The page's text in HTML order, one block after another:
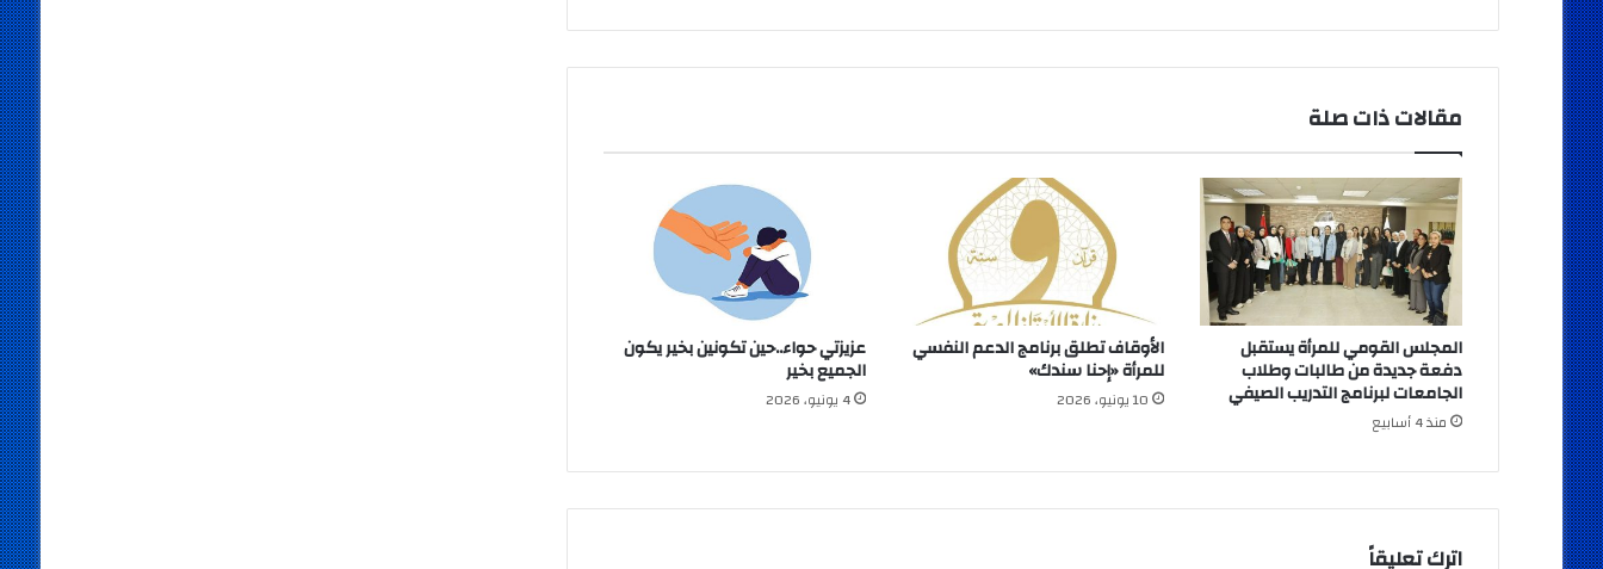
مقالات ذات صلة
المجلس القومي للمرأة يستقبل
دفعة جديدة من طالبات وطلاب
الجامعات لبرنامج التدريب الصيفي
منذ 4 أسابيع
الأوقاف تطلق برنامج الدعم النفسي
للمرأة «إحنا سندك»
10 يونيو، 2026
عزيزتي حواء..حين تكونين بخير يكون
الجميع بخير
4 يونيو، 2026
اترك تعليقاً